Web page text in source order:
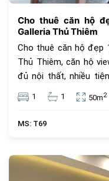
Cho thuê căn hộ
Galleria Thủ Thiêm
Cho thuê căn hộ đẹp
Thủ Thiêm, căn hộ
đủ nội thất, nhiều
cao, đăng cấp. Giá
1 1 50m2
MS: T69